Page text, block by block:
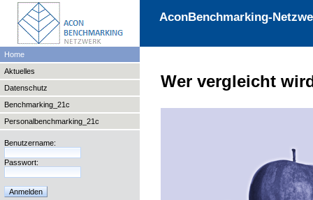
AconBenchmarking-
Home
Aktuelles
Datenschutz
Benchmarking_21c
Personalbenchmarking_21c
Benutzername:
Passwort:
Wer vergleicht